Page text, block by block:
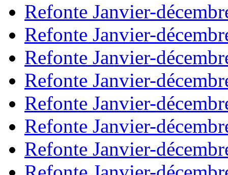
Refonte Janvier-
Refonte Janvier-
Refonte Janvier-
Refonte Janvier-
Refonte Janvier-
Refonte Janvier-
Refonte Janvier-